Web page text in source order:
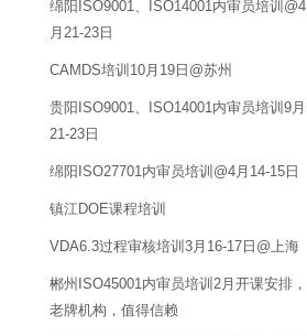
绵阳ISO9001、ISO14001内审员培训@4
月21-23日
CAMDS培训10月19日@苏州
贵阳ISO9001、ISO14001内审员培训9月
21-23日
绵阳ISO27701内审员培训@4月14-15日
镇江DOE课程培训
VDA6.3过程审核培训3月16-17日@上海
郴州ISO45001内审员培训2月开课安排，
老牌机构，值得信赖